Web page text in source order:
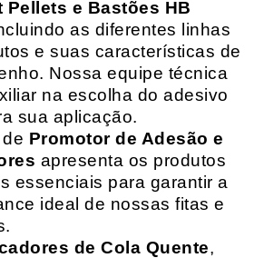
Pellets e Bastões HB
as diferentes linhas
e suas características de
Nossa equipe técnica
na escolha do adesivo
sua aplicação.
Promotor de Adesão e
apresenta os produtos
essenciais para garantir a
ideal de nossas fitas e
de Cola Quente,